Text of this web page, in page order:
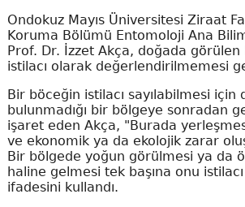
Ondokuz Mayıs Üniversitesi Ziraat
Koruma Bölümü Entomoloji Ana Bilim
Prof. Dr. İzzet Akça, doğada
istilacı olarak değerlendirilmemesi
Bir böceğin istilacı sayılabilmesi için
bulunmadığı bir bölgeye sonradan
işaret eden Akça, "Burada
ve ekonomik ya da ekolojik zarar
Bir bölgede yoğun görülmesi ya da
haline gelmesi tek başına onu
ifadesini kullandı.